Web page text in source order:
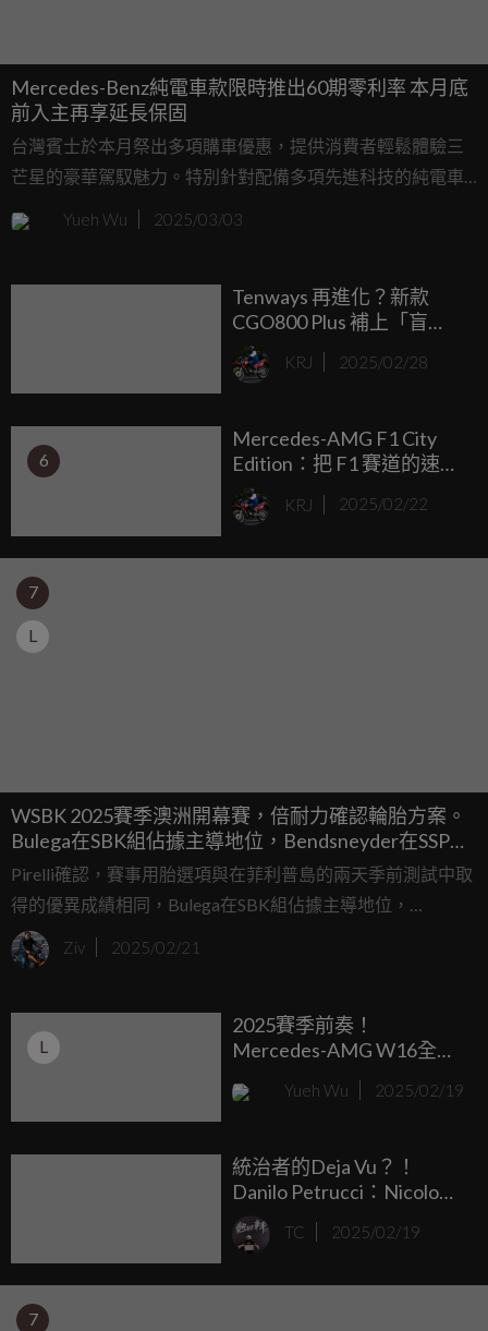
Mercedes-Benz純電車款限時推出60期零利率 本月底
前入主再享延長保固
台灣賓士於本月祭出多項購車優惠，提供消費者輕鬆體驗三
芒星的豪華駕馭魅力。特別針對配備多項先進科技的純電車
款，推出最高60期零利率優惠方案，如本月入主純電都會休
旅EQA、EQB，月付僅需20,000元起；純電豪華EQE車系，
Yueh Wu 2025/03/03
Tenways 再進化？新款
CGO800 Plus 補上「盲
點」，征服山城！
KRJ 2025/02/28
6
Mercedes-AMG F1 City
Edition：把 F1 賽道的速度
感帶進城市街頭！
KRJ 2025/02/22
7
L
WSBK 2025賽季澳洲開幕賽，倍耐力確認輪胎方案。
Bulega在SBK組佔據主導地位，Bendsneyder在SSP組
表現突出！
Pirelli確認，賽事用胎選項與在菲利普島的兩天季前測試中取
得的優異成績相同，Bulega在SBK組佔據主導地位，
Bendsneyder在SSP組表現突出。
Ziv 2025/02/21
L
2025賽季前奏！
Mercedes-AMG W16全新
Yueh Wu 2025/02/19
統治者的Deja Vu？！
Danilo Petrucci：Nicolo
Bulega就像當年的Marc
Marquez！
TC 2025/02/19
7